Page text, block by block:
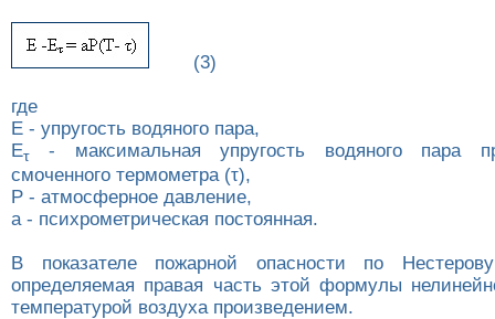
(3)
где
E - упругость водяного пара,
Eτ - максимальная упругость водяного пара
смоченного термометра (τ),
P - атмосферное давление,
a - психрометрическая постоянная.
В показателе пожарной опасности по
определяемая правая часть этой формулы
температурой воздуха произведением.